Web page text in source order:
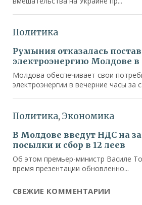
СВЕЖИЕ КОММЕНТАРИИ